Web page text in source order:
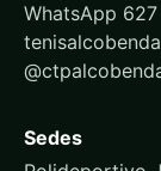
WhatsApp
Sedes